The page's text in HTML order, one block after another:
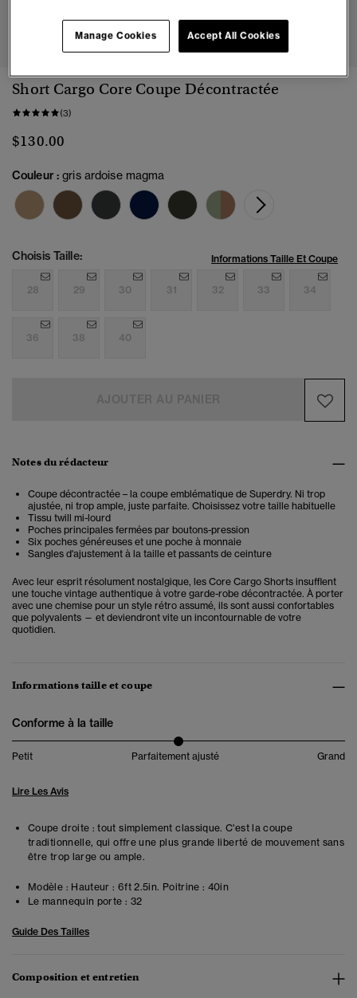
1 2 3 4 5 6 7
Short Cargo Core Coupe Décontractée
(3)
$130.00
Couleur :gris ardoise magma
Choisis Taille: Informations Taille Et Coupe
28 29 30 31 32 33 34
36 38 40
Notes du rédacteur
Coupe décontractée – la coupe emblématique de Superdry. Ni trop
ajustée, ni trop ample, juste parfaite. Choisissez votre taille habituelle
Tissu twill mi-lourd
Poches principales fermées par boutons-pression
Six poches généreuses et une poche à monnaie
Sangles d'ajustement à la taille et passants de ceinture
Avec leur esprit résolument nostalgique, les Core Cargo Shorts insufflent
une touche vintage authentique à votre garde-robe décontractée. À porter
avec une chemise pour un style rétro assumé, ils sont aussi confortables
que polyvalents — et deviendront vite un incontournable de votre
quotidien.
Informations taille et coupe
Conforme à la taille
Petit Parfaitement ajusté Grand
Lire Les Avis
Coupe droite : tout simplement classique. C'est la coupe
traditionnelle, qui offre une plus grande liberté de mouvement sans
être trop large ou ample.
Modèle : Hauteur : 6ft 2.5in. Poitrine : 40in
Le mannequin porte : 32
Guide Des Tailles
Composition et entretien
Accept All Cookies
Manage Cookies